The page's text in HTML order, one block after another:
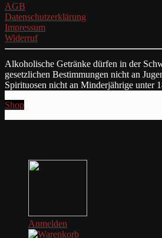
AGB
Datenschutzerklärung
Impressum
Widerruf
Alkoholische Getränke dürfen in der
gesetzlichen Bestimmungen nicht an
Spirituosen nicht an Minderjährige unter
Shop
Anmelden